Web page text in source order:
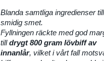
Blanda samtliga ingredienser
smidig smet.
Fyllningen räckte med god
tilldrygt 800 gram lövbiff av
innanlår, vilket i vårt fall